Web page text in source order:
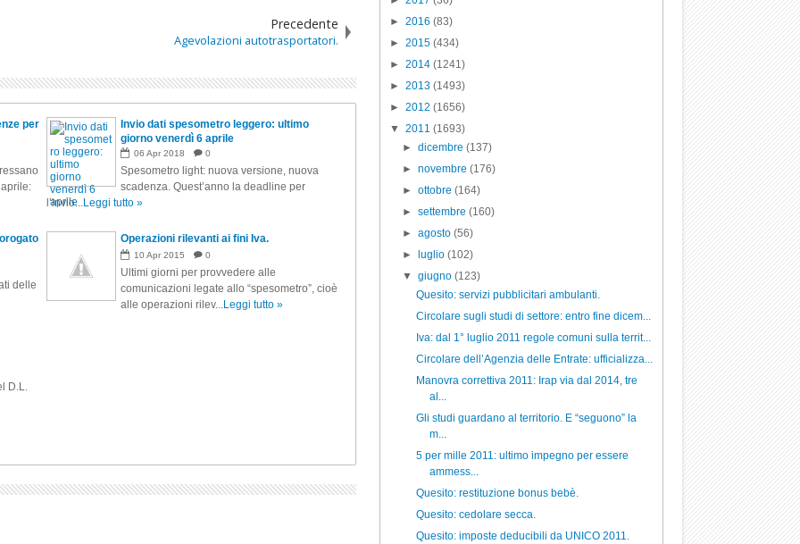
Precedente
Agevolazioni autotrasportatori.
per
Invio dati spesometro leggero: ultimo
giorno venerdì 6 aprile
06 Apr 2018 0
Spesometro light: nuova versione, nuova
scadenza. Quest’anno la deadline per
l’invio...Leggi tutto »
delle
Operazioni rilevanti ai fini Iva.
10 Apr 2015 0
Ultimi giorni per provvedere alle
comunicazioni legate allo “spesometro”, cioè
alle operazioni rilev...Leggi tutto »
D.L.
► 2016 (83)
► 2015 (434)
► 2014 (1241)
► 2013 (1493)
► 2012 (1656)
▼ 2011 (1693)
► dicembre (137)
► novembre (176)
► ottobre (164)
► settembre (160)
► agosto (56)
►
luglio (102)
▼ giugno (123)
Quesito: servizi pubblicitari ambulanti.
Circolare sugli studi di settore: entro fine dicem...
Iva: dal 1° luglio 2011 regole comuni sulla territ...
Circolare dell’Agenzia delle Entrate: ufficializza...
Manovra correttiva 2011: Irap via dal 2014, tre
al...
Gli studi guardano al territorio. E “seguono” la
m...
5 per mille 2011: ultimo impegno per essere
ammess...
Quesito: restituzione bonus bebè.
Quesito: cedolare secca.
Quesito: imposte deducibili da UNICO 2011.